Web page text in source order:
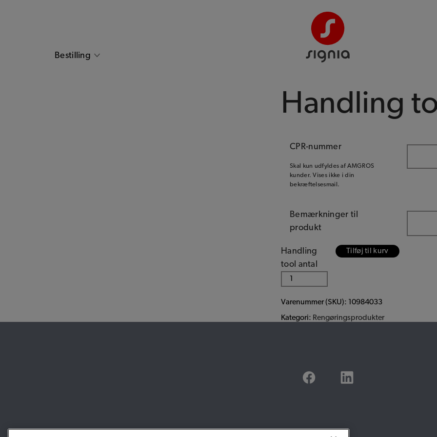
Bestilling
Handling
CPR-nummer
Skal kun udfyldes af AMGROS
kunder. Vises ikke i din
bekræftelsesmail.
Bemærkninger til
produkt
Handling
tool antal
Tilføj til kurv
Varenummer (SKU):
10984033
Kategori: Rengøringsprodukter